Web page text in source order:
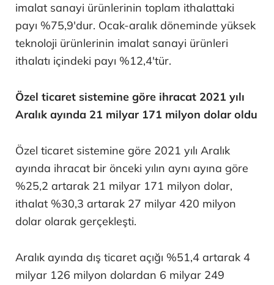
imalat sanayi ürünlerinin toplam ithalattaki
payı %75,9'dur. Ocak-aralık döneminde yüksek
teknoloji ürünlerinin imalat sanayi ürünleri
ithalatı içindeki payı %12,4'tür.
Özel ticaret sistemine göre ihracat 2021 yılı
Aralık ayında 21 milyar 171 milyon dolar oldu
Özel ticaret sistemine göre 2021 yılı Aralık
ayında ihracat bir önceki yılın aynı ayına göre
%25,2 artarak 21 milyar 171 milyon dolar,
ithalat %30,3 artarak 27 milyar 420 milyon
dolar olarak gerçekleşti.
Aralık ayında dış ticaret açığı %51,4 artarak 4
milyar 126 milyon dolardan 6 milyar 249